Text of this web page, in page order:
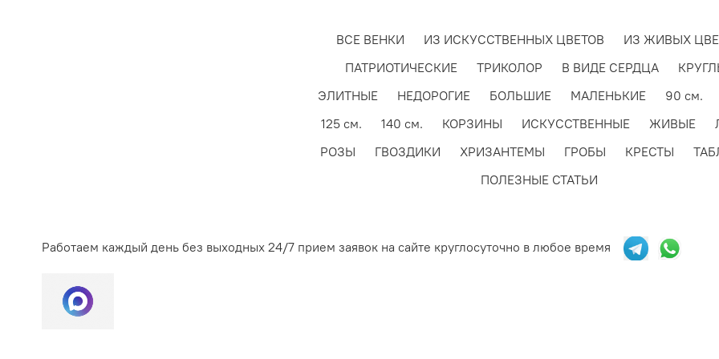
Зимой может происходить интересное явление: при постоянной минусовой температуре живые цветы
ВСЕ ВЕНКИ ИЗ ИСКУССТВЕННЫХ ЦВЕТОВ
ИЗ ЖИВЫХ
ПАТРИОТИЧЕСКИЕ
ТРИКОЛОР В ВИДЕ СЕРДЦА
ЭЛИТНЫЕ
НЕДОРОГИЕ БОЛЬШИЕ МАЛЕНЬКИЕ 90 см.
125 см.
140 см. КОРЗИНЫ ИСКУССТВЕННЫЕ ЖИВЫЕ
РОЗЫ
ГВОЗДИКИ ХРИЗАНТЕМЫ ГРОБЫ КРЕСТЫ
ПОЛЕЗНЫЕ СТАТЬИ
Работаем каждый день без выходных 24/7 прием заявок на сайте круглосуточно в любое время